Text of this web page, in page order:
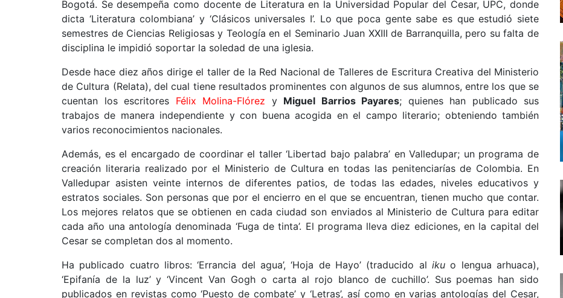
Bogotá. Se desempeña como docente de Literatura en la Universidad Popular del Cesar, UPC, donde
dicta ‘Literatura colombiana’ y ‘Clásicos universales I’. Lo que poca gente sabe es que estudió siete
semestres de Ciencias Religiosas y Teología en el Seminario Juan XXIII de Barranquilla, pero su falta de
disciplina le impidió soportar la soledad de una iglesia.
Desde hace diez años dirige el taller de la Red Nacional de Talleres de Escritura Creativa del Ministerio
de Cultura (Relata), del cual tiene resultados prominentes con algunos de sus alumnos, entre los que se
cuentan los escritores Félix Molina-Flórez y Miguel Barrios Payares; quienes han publicado sus
trabajos de manera independiente y con buena acogida en el campo literario; obteniendo también
varios reconocimientos nacionales.
Además, es el encargado de coordinar el taller ‘Libertad bajo palabra’ en Valledupar; un programa de
creación literaria realizado por el Ministerio de Cultura en todas las penitenciarías de Colombia. En
Valledupar asisten veinte internos de diferentes patios, de todas las edades, niveles educativos y
estratos sociales. Son personas que por el encierro en el que se encuentran, tienen mucho que contar.
Los mejores relatos que se obtienen en cada ciudad son enviados al Ministerio de Cultura para editar
cada año una antología denominada ‘Fuga de tinta’. El programa lleva diez ediciones, en la capital del
Cesar se completan dos al momento.
Ha publicado cuatro libros: ‘Errancia del agua’, ‘Hoja de Hayo’ (traducido al ikuo lengua arhuaca),
‘Epifanía de la luz’ y ‘Vincent Van Gogh o carta al rojo blanco de cuchillo’. Sus poemas han sido
publicados en revistas como ‘Puesto de combate’ y ‘Letras’, así como en varias antologías del Cesar,